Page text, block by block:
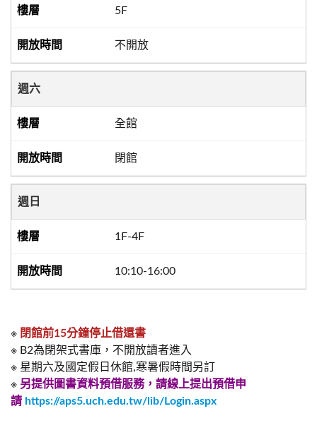
5F
不開放
週六
全館
閉館
週日
1F-4F
10:10-16:00
※ 閉館前15分鐘停止借還書
※ B2為閉架式書庫，不開放讀者進入
※ 星期六及國定假日休館,寒暑假時間另訂
※ 另提供圖書資料預借服務，請線上提出預借申
請 https://aps5.uch.edu.tw/lib/Login.aspx